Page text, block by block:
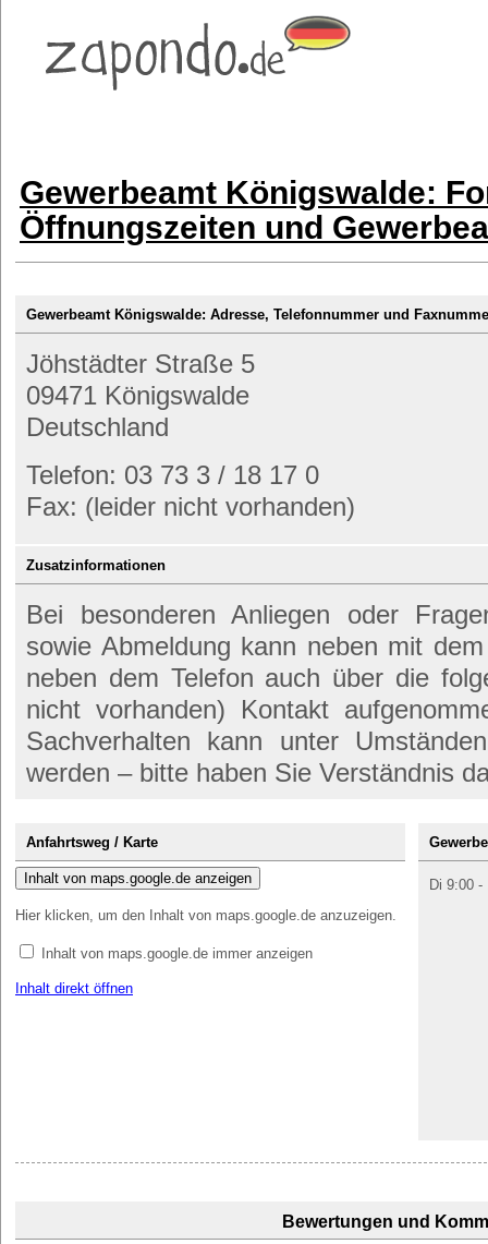
Gewerbeamt Königswalde:
Öffnungszeiten und
Gewerbeamt Königswalde: Adresse, Telefonnummer und
Jöhstädter Straße 5
09471 Königswalde
Deutschland
Telefon: 03 73 3 / 18 17 0
Fax: (leider nicht vorhanden)
Zusatzinformationen
Bei besonderen Anliegen oder
sowie Abmeldung kann neben mit
neben dem Telefon auch über die
nicht vorhanden) Kontakt
Sachverhalten kann unter
werden – bitte haben Sie Verständnis
Anfahrtsweg / Karte
Inhalt von maps.google.de anzeigen
Hier klicken, um den Inhalt von maps.google.de anzuzeigen.
Inhalt von maps.google.de immer anzeigen
Inhalt direkt öffnen
Di 9:00 -
Bewertungen und